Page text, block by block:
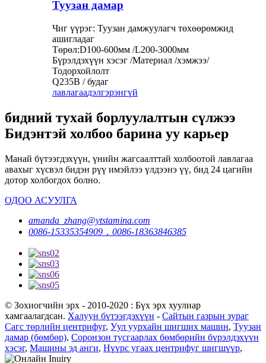
Туузан дамар
Чиг үүрэг: Туузан дамжуулагч төхөөрөмжид
ашигладаг
Төрөл:D100-600мм /L200-3000мм
Бүрэлдэхүүн хэсэг /Материал /хэмжээ/
Тодорхойлолт
Q235B / будаг
лавлагаадэлгэрэнгүй
бидний тухай борлуулалтын сүлжээ
Бидэнтэй холбоо барина уу карьер
Манай бүтээгдэхүүн, үнийн жагсаалттай холбоотой лавлагаа
авахыг хүсвэл бидэн рүү имэйлээ үлдээнэ үү, бид 24 цагийн
дотор холбогдох болно.
ОДОО АСУУЛГА
amanda_zhang@ytstamina.com
0086-15335354909，0086-18363846385
© Зохиогчийн эрх - 2010-2020 : Бүх эрх хуулиар
хамгаалагдсан. Халуун бүтээгдэхүүн - Сайтын газрын зураг
Сагс төрлийн центрифуг, Уул уурхайн шигших машин, Туузан
дамар (бөмбөр), Соронзон тусгаарлах бөмбөрийн бүрэлдэхүүн
хэсэг, Машины эд анги, Нүүрс угаах центрифуг шигшүүр,